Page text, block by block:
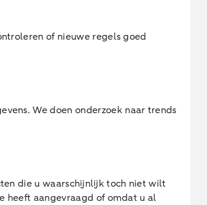
of nieuwe regels goed
We doen onderzoek naar trends
die u waarschijnlijk toch niet wilt
heeft aangevraagd of omdat u al